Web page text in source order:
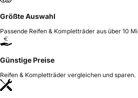
Größte Auswahl
Passende Reifen & Kompletträder aus über 10
Günstige Preise
Reifen & Kompletträder vergleichen und sparen.